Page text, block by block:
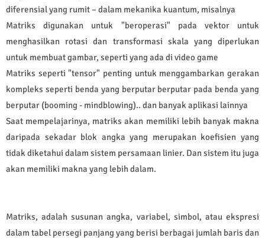
diferensial yang rumit – dalam mekanika kuantum, misalnya
Matriks digunakan untuk "beroperasi" pada vektor untuk
menghasilkan rotasi dan transformasi skala yang diperlukan
untuk membuat gambar, seperti yang ada di video game
Matriks seperti "tensor" penting untuk menggambarkan gerakan
kompleks seperti benda yang berputar berputar pada benda yang
berputar (booming - mindblowing).. dan banyak aplikasi lainnya
Saat mempelajarinya, matriks akan memiliki lebih banyak makna
daripada sekadar blok angka yang merupakan koefisien yang
tidak diketahui dalam sistem persamaan linier. Dan sistem itu juga
akan memiliki makna yang lebih dalam.
Matriks, adalah susunan angka, variabel, simbol, atau ekspresi
dalam tabel persegi panjang yang berisi berbagai jumlah baris dan